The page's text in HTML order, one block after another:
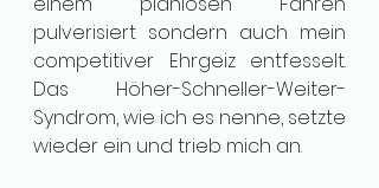
pulverisiert sondern auch mein
competitiver Ehrgeiz entfesselt.
Das Höher-Schneller-Weiter-
Syndrom, wie ich es nenne, setzte
wieder ein und trieb mich an.